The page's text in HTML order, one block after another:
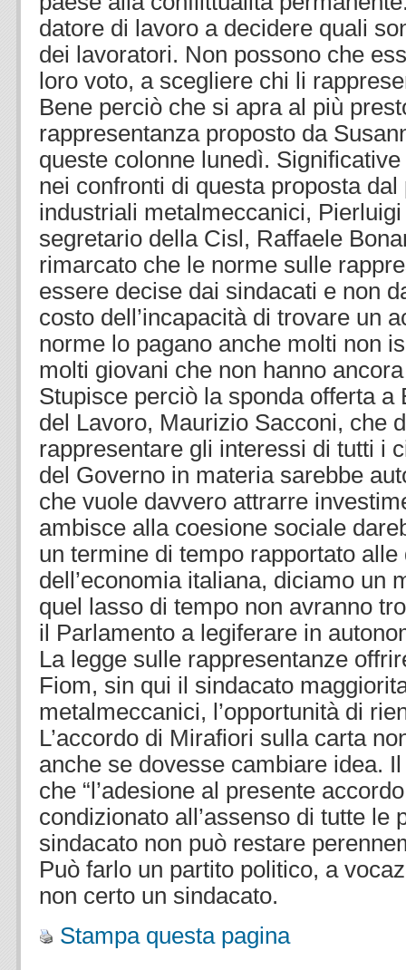
datore di lavoro a decidere quali
dei lavoratori. Non possono che
loro voto, a scegliere chi li
Bene perciò che si apra al più
rappresentanza proposto da
queste colonne lunedì.
nei confronti di questa proposta
industriali metalmeccanici,
segretario della Cisl, Raffaele
rimarcato che le norme sulle
essere decise dai sindacati e non
costo dell’incapacità di trovare un
norme lo pagano anche molti non
molti giovani che non hanno
Stupisce perciò la sponda offerta a
del Lavoro, Maurizio Sacconi, che
rappresentare gli interessi di tutti i
del Governo in materia sarebbe
che vuole davvero attrarre
ambisce alla coesione sociale
un termine di tempo rapportato
dell’economia italiana, diciamo un
quel lasso di tempo non avranno
il Parlamento a legiferare in
La legge sulle rappresentanze
Fiom, sin qui il sindacato
metalmeccanici, l’opportunità di
L’accordo di Mirafiori sulla carta
anche se dovesse cambiare idea.
che “l’adesione al presente
condizionato all’assenso di tutte le
sindacato non può restare
Può farlo un partito politico, a
non certo un sindacato.
Stampa questa pagina